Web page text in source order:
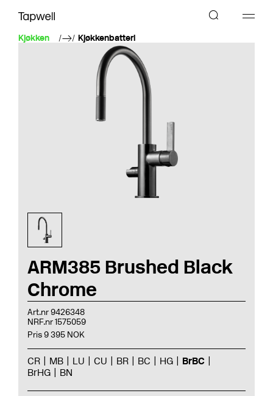
Kjøkken Kjøkkenbatteri
ARM385 Brushed Black
Chrome
Art.nr 9426348
NRF.nr 1575059
Pris 9 395 NOK
CR MB LU CU BR BC HG
BrBC
BrHG
BN